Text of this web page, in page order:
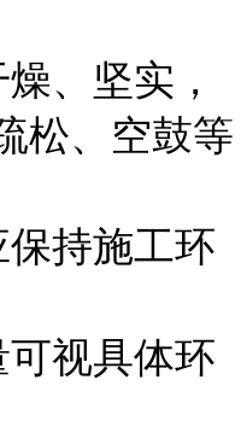
、坚实，
松、空鼓等
持施工环
视具体环